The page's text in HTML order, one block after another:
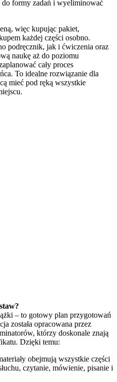
do formy zadań i wyeliminować
więc kupując pakiet,
każdej części osobno.
podręcznik, jak i ćwiczenia oraz
naukę aż do poziomu
cały proces
To idealne rozwiązanie dla
mieć pod ręką wszystkie
– to gotowy plan przygotowań
została opracowana przez
którzy doskonale znają
Dzięki temu:
obejmują wszystkie części
czytanie, mówienie, pisanie i